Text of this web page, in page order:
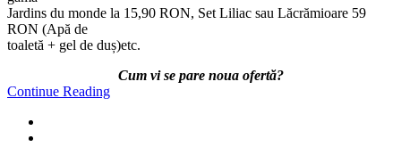
Jardins du monde la 15,90 RON, Set Liliac sau Lăcrămioare 59
RON (Apă de
toaletă + gel de duș)etc.
Cum vi se pare noua ofertă?
Continue Reading